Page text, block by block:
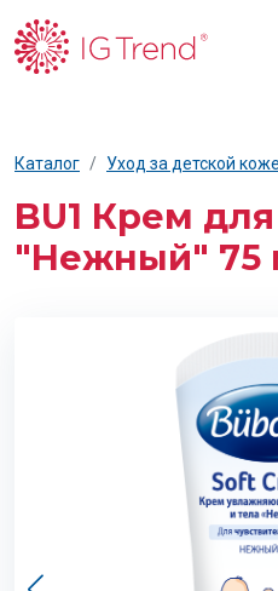
Каталог Уход за детской
BU1 Крем
"Нежный" 75